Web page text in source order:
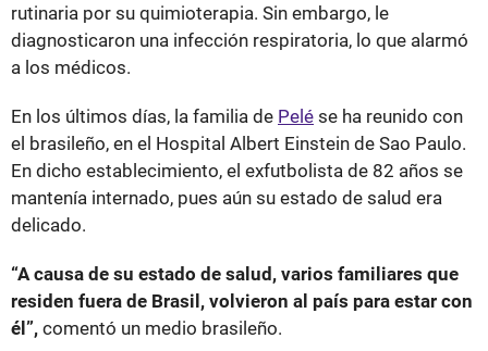
rutinaria por su quimioterapia. Sin embargo, le
diagnosticaron una infección respiratoria, lo que alarmó
a los médicos.
En los últimos días, la familia de Pelé se ha reunido con
el brasileño, en el Hospital Albert Einstein de Sao Paulo.
En dicho establecimiento, el exfutbolista de 82 años se
mantenía internado, pues aún su estado de salud era
delicado.
“A causa de su estado de salud, varios familiares que
residen fuera de Brasil, volvieron al país para estar con
él”, comentó un medio brasileño.